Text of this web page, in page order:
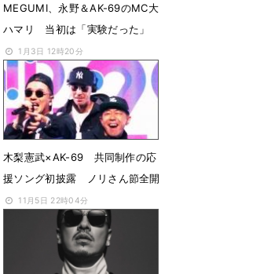
MEGUMI、永野＆AK-69のMC大
ハマリ 当初は「実験だった」
1月3日 12時20分
木梨憲武×AK-69 共同制作の応
援ソング初披露 ノリさん節全開
11月5日 22時04分